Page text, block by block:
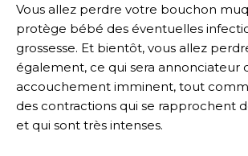
Vous allez perdre votre bouchon
protège bébé des éventuelles
grossesse. Et bientôt, vous allez
également, ce qui sera annonciateur
accouchement imminent, tout
des contractions qui se rapprochent
et qui sont très intenses.